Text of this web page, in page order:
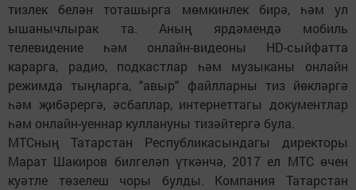
тизлек белән тоташырга мөмкинлек бирә, һәм ул
ышанычлырак та. Аның ярдәмендә мобиль
телевидение һәм онлайн-видеоны HD-сыйфатта
карарга, радио, подкастлар һәм музыканы онлайн
режимда тыңларга, "авыр" файлларны тиз йөкләргә
һәм җибәрергә, әсбаплар, интернеттагы документлар
һәм онлайн-уеннар куллануны тизәйтергә була.
МТСның Татарстан Республикасындагы директоры
Марат Шакиров билгеләп үткәнчә, 2017 ел МТС өчен
куәтле төзелеш чоры булды. Компания Татарстан